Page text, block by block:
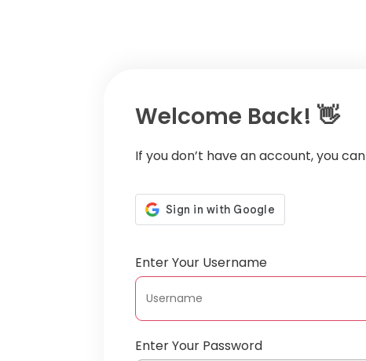
Welcome Back! 👋
If you don’t have an account, you can
Enter Your Username
Enter Your Password